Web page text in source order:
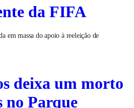
da FIFA
em massa do apoio à reeleição de
deixa um morto
no Parque